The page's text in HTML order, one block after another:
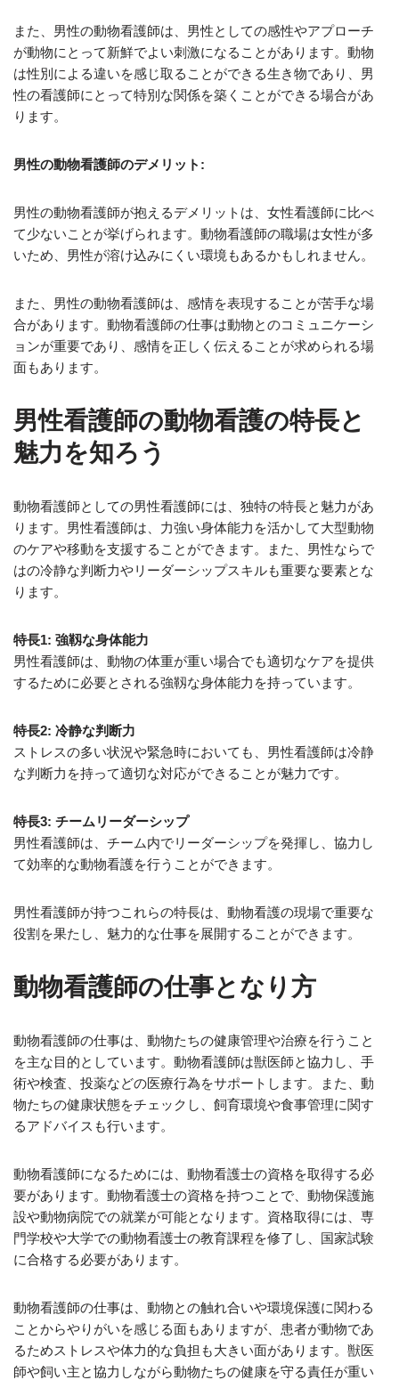
また、男性の動物看護師は、男性としての感性やアプローチ
が動物にとって新鮮でよい刺激になることがあります。動物
は性別による違いを感じ取ることができる生き物であり、男
性の看護師にとって特別な関係を築くことができる場合があ
ります。
男性の動物看護師のデメリット:
男性の動物看護師が抱えるデメリットは、女性看護師に比べ
て少ないことが挙げられます。動物看護師の職場は女性が多
いため、男性が溶け込みにくい環境もあるかもしれません。
また、男性の動物看護師は、感情を表現することが苦手な場
合があります。動物看護師の仕事は動物とのコミュニケーシ
ョンが重要であり、感情を正しく伝えることが求められる場
面もあります。
男性看護師の動物看護の特長と
魅力を知ろう
動物看護師としての男性看護師には、独特の特長と魅力があ
ります。男性看護師は、力強い身体能力を活かして大型動物
のケアや移動を支援することができます。また、男性ならで
はの冷静な判断力やリーダーシップスキルも重要な要素とな
ります。
特長1: 強靱な身体能力
男性看護師は、動物の体重が重い場合でも適切なケアを提供
するために必要とされる強靱な身体能力を持っています。
特長2: 冷静な判断力
ストレスの多い状況や緊急時においても、男性看護師は冷静
な判断力を持って適切な対応ができることが魅力です。
特長3: チームリーダーシップ
男性看護師は、チーム内でリーダーシップを発揮し、協力し
て効率的な動物看護を行うことができます。
男性看護師が持つこれらの特長は、動物看護の現場で重要な
役割を果たし、魅力的な仕事を展開することができます。
動物看護師の仕事となり方
動物看護師の仕事は、動物たちの健康管理や治療を行うこと
を主な目的としています。動物看護師は獣医師と協力し、手
術や検査、投薬などの医療行為をサポートします。また、動
物たちの健康状態をチェックし、飼育環境や食事管理に関す
るアドバイスも行います。
動物看護師になるためには、動物看護士の資格を取得する必
要があります。動物看護士の資格を持つことで、動物保護施
設や動物病院での就業が可能となります。資格取得には、専
門学校や大学での動物看護士の教育課程を修了し、国家試験
に合格する必要があります。
動物看護師の仕事は、動物との触れ合いや環境保護に関わる
ことからやりがいを感じる面もありますが、患者が動物であ
るためストレスや体力的な負担も大きい面があります。獣医
師や飼い主と協力しながら動物たちの健康を守る責任が重い